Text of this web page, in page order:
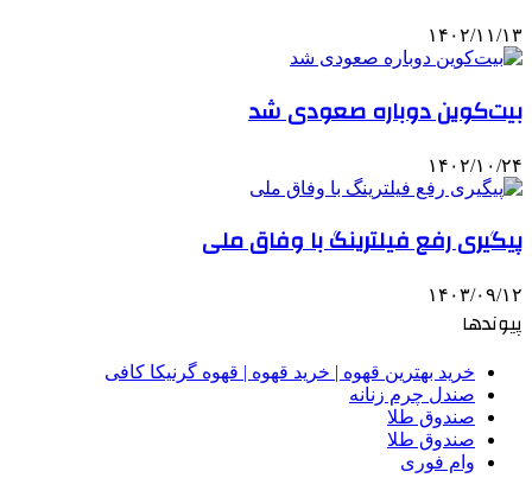
۱۴۰۲/۱۱/۱۳
بیت‌کوین دوباره صعودی شد
۱۴۰۲/۱۰/۲۴
پیگیری رفع فیلترینگ با وفاق ملی
۱۴۰۳/۰۹/۱۲
پیوندها
خرید بهترین قهوه | خرید قهوه | قهوه گرنیکا کافی
صندل چرم زنانه
صندوق طلا
صندوق طلا
وام فوری